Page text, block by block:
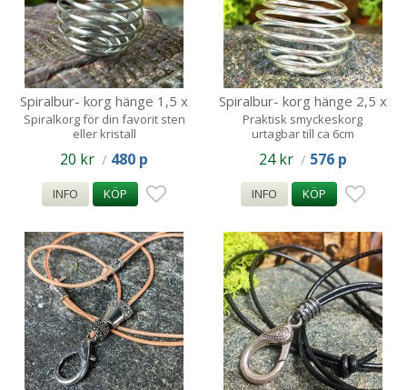
Spiralbur- korg hänge 1,5 x
1.5 - 3
Spiralkorg för din favorit sten
eller kristall
20 kr / 480 p
INFO KÖP
Spiralbur- korg hänge 2,5 x
3 - 6 cm
Praktisk smyckeskorg
urtagbar till ca 6cm
24 kr / 576 p
INFO KÖP